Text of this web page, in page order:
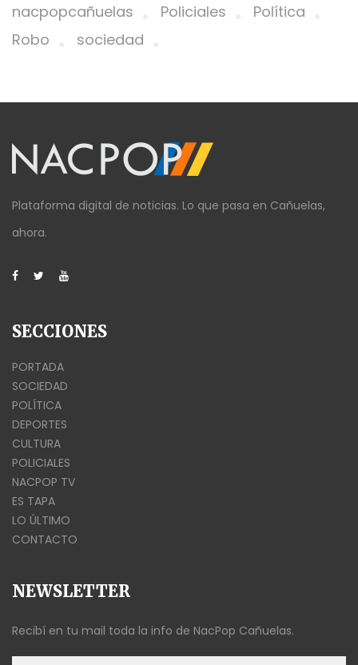
nacpopcañuelas
Policiales
Política
Robo
sociedad
Plataforma digital de noticias. Lo que pasa en Cañuelas,
ahora.
SECCIONES
PORTADA
SOCIEDAD
POLÍTICA
DEPORTES
CULTURA
POLICIALES
NACPOP TV
ES TAPA
LO ÚLTIMO
CONTACTO
NEWSLETTER
Recibí en tu mail toda la info de NacPop Cañuelas.